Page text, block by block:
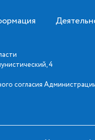
4
согласия